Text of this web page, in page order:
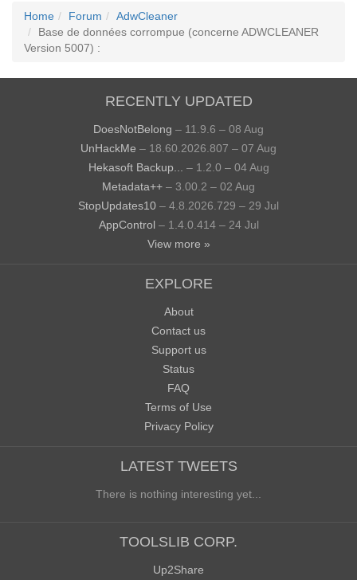
Home Forum
AdwCleaner
Base de données corrompue (concerne ADWCLEANER
Version 5007) :
RECENTLY UPDATED
DoesNotBelong – 11.9.6 – 08 Aug
UnHackMe – 18.60.2026.807 – 07 Aug
Hekasoft Backup...
– 1.2.0 – 04 Aug
Metadata++ – 3.00.2 – 02 Aug
StopUpdates10 – 4.8.2026.729 – 29 Jul
AppControl – 1.4.0.414 – 24 Jul
View more »
EXPLORE
About
Contact us
Support us
Status
FAQ
Terms of Use
Privacy Policy
LATEST TWEETS
There is nothing interesting yet...
TOOLSLIB CORP.
Up2Share